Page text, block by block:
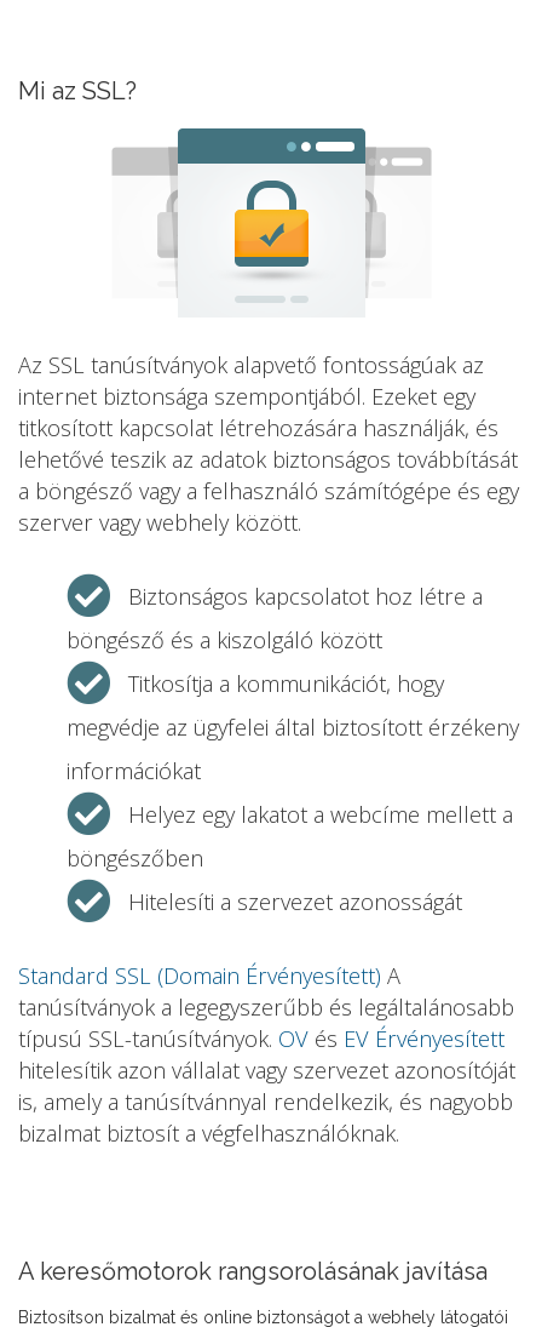
Mi az SSL?
Az SSL tanúsítványok alapvető fontosságúak az
internet biztonsága szempontjából. Ezeket egy
titkosított kapcsolat létrehozására használják, és
lehetővé teszik az adatok biztonságos továbbítását
a böngésző vagy a felhasználó számítógépe és egy
szerver vagy webhely között.
Biztonságos kapcsolatot hoz létre a
böngésző és a kiszolgáló között
Titkosítja a kommunikációt, hogy
megvédje az ügyfelei által biztosított érzékeny
információkat
Helyez egy lakatot a webcíme mellett a
böngészőben
Hitelesíti a szervezet azonosságát
Standard SSL (Domain Érvényesített) A
tanúsítványok a legegyszerűbb és legáltalánosabb
típusú SSL-tanúsítványok. OV és EV Érvényesített
hitelesítik azon vállalat vagy szervezet azonosítóját
is, amely a tanúsítvánnyal rendelkezik, és nagyobb
bizalmat biztosít a végfelhasználóknak.
A keresőmotorok rangsorolásának javítása
Biztosítson bizalmat és online biztonságot a webhely látogatói